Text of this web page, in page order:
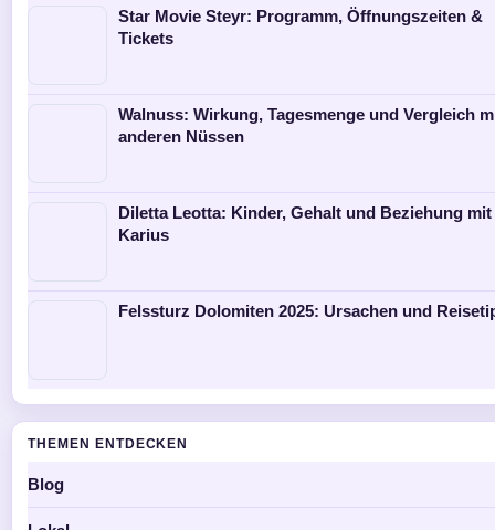
Star Movie Steyr: Programm, Öffnungszeiten &
Tickets
Walnuss: Wirkung, Tagesmenge und Vergleich
anderen Nüssen
Diletta Leotta: Kinder, Gehalt und Beziehung mit
Karius
Felssturz Dolomiten 2025: Ursachen und
THEMEN ENTDECKEN
Blog